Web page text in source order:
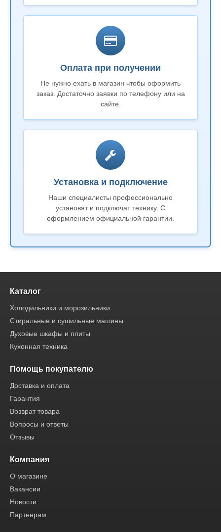
Оплата при получении
Не нужно ехать в магазин чтобы оформить
заказ. Достаточно заявки по телефону или на
сайте.
Установка и подключение
Наши специалисты профессионально
установят и подключат технику. С
оформлением официальной гарантии.
Каталог
Холодильники и морозильники
Стиральные и сушильные машины
Духовые шкафы и плиты
Кухонная техника
Помощь покупателю
Доставка и оплата
Гарантия
Возврат товара
Вопросы и ответы
Отзывы
Компания
О магазине
Вакансии
Новости
Партнерам